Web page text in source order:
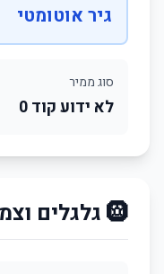
גיר אוטומטי
סוג ממיר
לא ידוע קוד 0
🛞 גלגלים וצמיגים